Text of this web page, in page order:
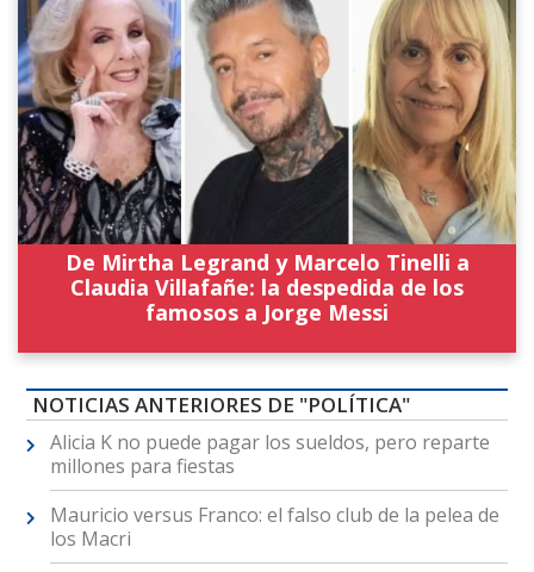
De Mirtha Legrand y Marcelo Tinelli a
Claudia Villafañe: la despedida de los
famosos a Jorge Messi
NOTICIAS ANTERIORES DE "POLÍTICA"
Alicia K no puede pagar los sueldos, pero reparte
millones para fiestas
Mauricio versus Franco: el falso club de la pelea de
los Macri